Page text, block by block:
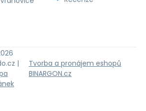
|
Tvorba a pronájem eshopů
BINARGON.cz